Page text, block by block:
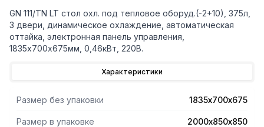
GN 111/TN LT стол охл. под тепловое оборуд.(-2+10), 375л,
3 двери, динамическое охлаждение, автоматическая
оттайка, электронная панель управления,
1835х700х675мм, 0,46кВт, 220В.
Характеристики
Размер без упаковки 1835х700х675
Размер в упаковке 2000х850х850